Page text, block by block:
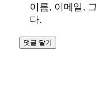
이름, 이메일,
다.